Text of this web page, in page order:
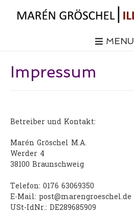
MENU
Impressum
Betreiber und Kontakt:
Marén Gröschel M.A.
Werder 4
38100 Braunschweig
Telefon: 0176 63069350
E-Mail: post@marengroeschel.de
USt-IdNr.: DE289685909